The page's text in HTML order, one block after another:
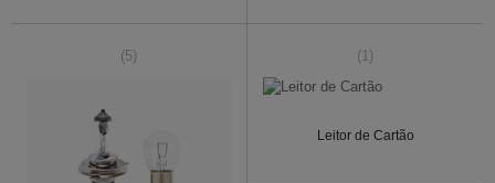
(5) (1)
Leitor de Cartão